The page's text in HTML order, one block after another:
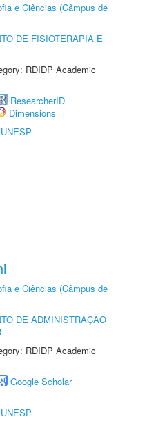
e Ciências (Câmpus de
DE FISIOTERAPIA E
RDIDP Academic
ResearcherID
Dimensions
e Ciências (Câmpus de
DE ADMINISTRAÇÃO
RDIDP Academic
Google Scholar